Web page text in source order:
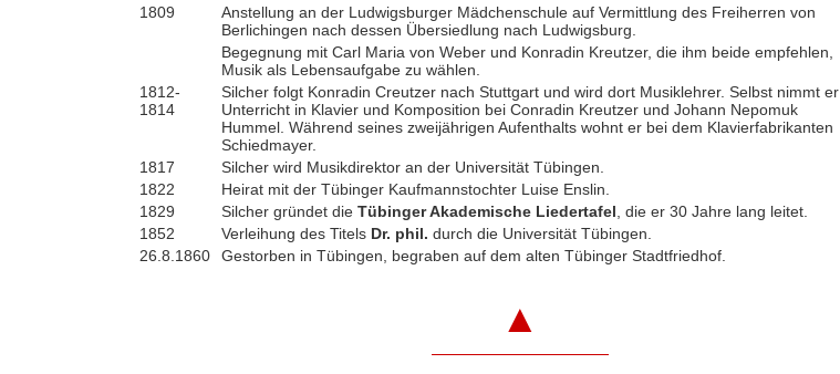
1809
Anstellung an der Ludwigsburger Mädchenschule auf Vermittlung des Freiherren von
Berlichingen nach dessen Übersiedlung nach Ludwigsburg.
Begegnung mit Carl Maria von Weber und Konradin Kreutzer, die ihm beide empfehlen,
Musik als Lebensaufgabe zu wählen.
1812-
1814
Silcher folgt Konradin Creutzer nach Stuttgart und wird dort Musiklehrer. Selbst nimmt er
Unterricht in Klavier und Komposition bei Conradin Kreutzer und Johann Nepomuk
Hummel. Während seines zweijährigen Aufenthalts wohnt er bei dem Klavierfabrikanten
Schiedmayer.
1817
Silcher wird Musikdirektor an der Universität Tübingen.
1822
Heirat mit der Tübinger Kaufmannstochter Luise Enslin.
1829
Silcher gründet die Tübinger Akademische Liedertafel , die er 30 Jahre lang leitet.
1852
Verleihung des Titels Dr. phil. durch die Universität Tübingen.
26.8.1860
Gestorben in Tübingen, begraben auf dem alten Tübinger Stadtfriedhof.
▲